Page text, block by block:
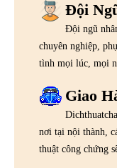
Đội
Đội ngũ
chuyên nghiệp,
tình mọi lúc, mọi
Giao
nơi tại nội thành,
thuật công chứng